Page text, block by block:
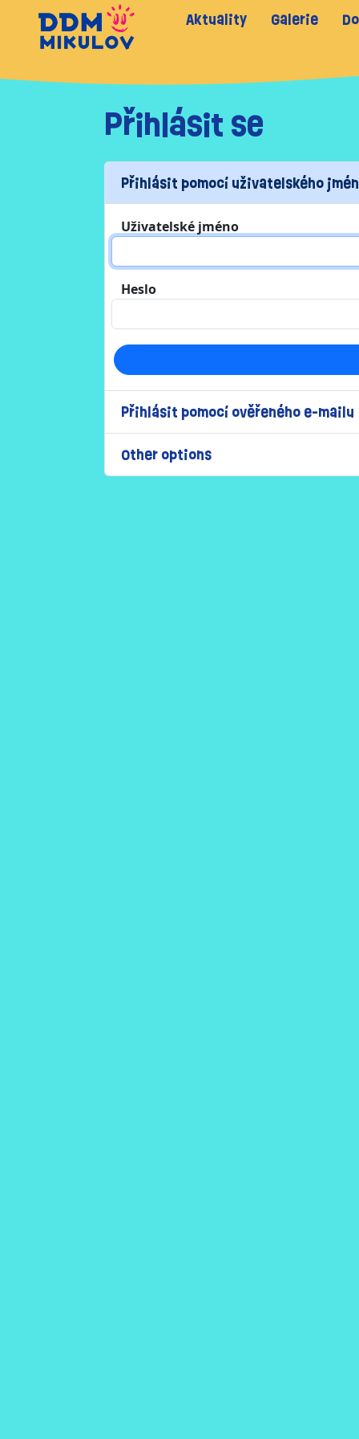
Aktuality Galerie
Přihlásit se
Přihlásit pomocí uživatelského
Uživatelské jméno
Heslo
Přihlásit pomocí ověřeného e-mailu
Other options